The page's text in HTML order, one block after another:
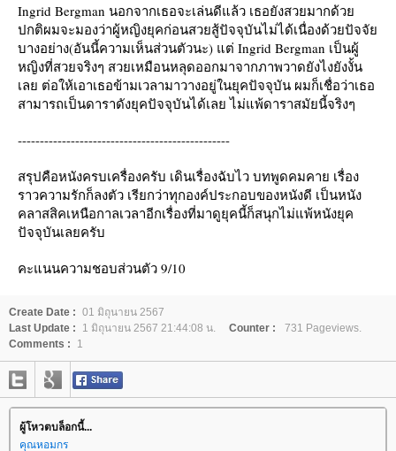
Ingrid Bergman นอกจากเธอจะเล่นดีแล้ว เธอยังสวยมากด้ว
ปกติผมจะมองว่าผู้หญิงยุคก่อนสวยสู้ปัจจุบันไม่ได้เนื่องด้วยปัจจั
บางอย่าง(อันนี้ความเห็นส่วนตัวนะ) แต่ Ingrid Bergman เป็นผู้
หญิงที่สวยจริงๆ สวยเหมือนหลุดออกมาจากภาพวาดยังไงยังงั้น
เลย ต่อให้เอาเธอข้ามเวลามาวางอยู่ในยุคปัจจุบัน ผมก็เชื่อว่าเธอ
สามารถเป็นดาราดังยุคปัจจุบันได้เลย ไม่แพ้ดาราสมัยนี้จริงๆ
‐-------------------‐---------------------------
สรุปคือหนังครบเครื่องครับ เดินเรื่องฉับไว บทพูดคมคาย เรื่อง
ราวความรักก็ลงตัว เรียกว่าทุกองค์ประกอบของหนังดี เป็นหนัง
คลาสสิคเหนือกาลเวลาอีกเรื่องที่มาดูยุคนี้ก็สนุกไม่แพ้หนังยุค
ปัจจุบันเลยครับ
คะแนนความชอบส่วนตัว 9/10
Create Date : 01 มิถุนายน 2567
Last Update :
1 มิถุนายน 2567 21:44:08 น. Counter :
731 Pageviews.
Comments :
1
ผู้โหวตบล็อกนี้...
คุณหอมกร